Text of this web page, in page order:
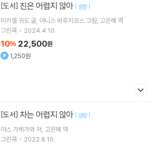
[도서] 진은 어렵지 않아 [ 양장]
미카엘 귀도 글 야니스 바루치코스 그림 고은혜 역
그린쿡
2024.4.10.
10% 22,500원
1,250원
[도서] 차는 어렵지 않아 [ 양장]
야스 가케가와저 고은혜 역
그린쿡
2022.8.10.